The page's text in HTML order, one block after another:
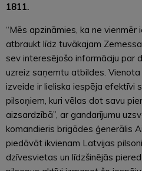
1811.
“Mēs apzināmies, ka ne
atbraukt līdz tuvākajam
sev interesējošo informāciju par
uzreiz saņemtu atbildes.
izveide ir lieliska iespēja efektīvi
pilsoņiem, kuri vēlas dot savu
aizsardzībā”, ar gandarījumu
komandieris brigādes ģenerālis
piedāvāt ikvienam Latvijas
dzīvesvietas un līdzšinējās